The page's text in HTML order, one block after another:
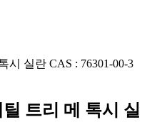
시 실란 CAS : 76301-00-3
트리 메 톡시 실